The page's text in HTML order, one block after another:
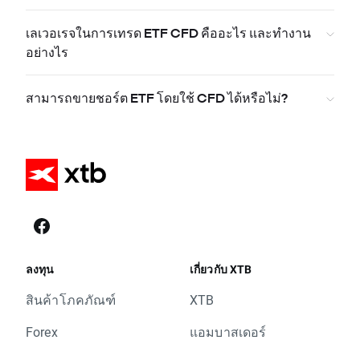
เลเวอเรจในการเทรด ETF CFD คืออะไร และทำงาน
อย่างไร
สามารถขายชอร์ต ETF โดยใช้ CFD ได้หรือไม่?
ลงทุน
สินค้าโภคภัณฑ์
Forex
เกี่ยวกับ XTB
XTB
แอมบาสเดอร์